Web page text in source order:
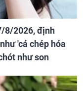
8/2026, định
'cá chép hóa
như son